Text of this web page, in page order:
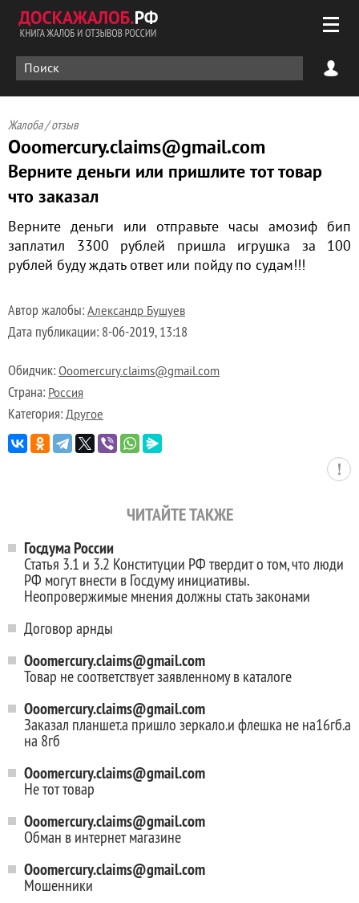
Жалоба / отзыв
Ooomercury.claims@gmail.com
Верните деньги или пришлите тот товар
что заказал
Верните деньги или отправьте часы амозиф бип
заплатил 3300 рублей пришла игрушка за 100
рублей буду ждать ответ или пойду по судам!!!
Автор жалобы: Александр Бушуев
Дата публикации: 8-06-2019, 13:18
Обидчик: Ooomercury.claims@gmail.com
Страна: Россия
Категория: Другое
ЧИТАЙТЕ ТАКЖЕ
Госдума России
Статья 3.1 и 3.2 Конституции РФ твердит о том, что люди
РФ могут внести в Госдуму инициативы.
Неопровержимые мнения должны стать законами
Договор арнды
Ooomercury.claims@gmail.com
Товар не соответствует заявленному в каталоге
Ooomercury.claims@gmail.com
Заказал планшет.а пришло зеркало.и флешка не на16гб.а
на 8гб
Ooomercury.claims@gmail.com
Не тот товар
Ooomercury.claims@gmail.com
Обман в интернет магазине
Ooomercury.claims@gmail.com
Мошенники